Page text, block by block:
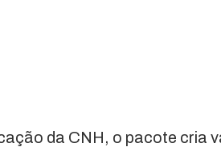
da CNH, o pacote cria